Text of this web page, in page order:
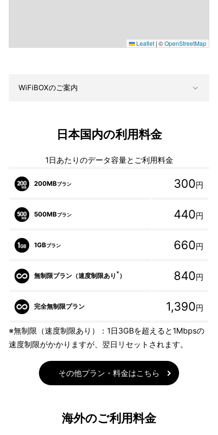
Leaflet | ©OpenStreetMap
WiFiBOXのご案内
日本国内の利用料金
1日あたりのデータ容量とご利用料金
200MBプラン 300円
500MBプラン 440円
1GBプラン 660円
無制限プラン（速度制限あり * ） 840円
完全無制限プラン 1,390円
※無制限（速度制限あり）：1日3GBを超えると1Mbpsの
速度制限がかかりますが、翌日リセットされます。
その他プラン・料金はこちら
海外のご利用料金